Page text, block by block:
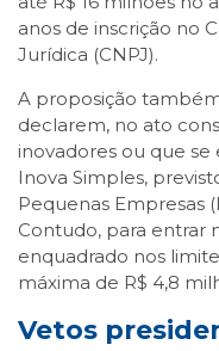
anos de inscrição no
Jurídica (CNPJ).
A proposição
declarem, no ato
inovadores ou que
Inova Simples,
Pequenas Empresas
Contudo, para entrar
enquadrado nos
máxima de R$ 4,8
Vetos